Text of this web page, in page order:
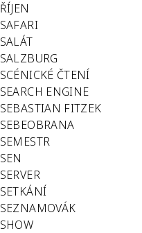
ŘÍJEN
SAFARI
SALÁT
SALZBURG
SCÉNICKÉ ČTENÍ
SEARCH ENGINE
SEBASTIAN FITZEK
SEBEOBRANA
SEMESTR
SEN
SERVER
SETKÁNÍ
SEZNAMOVÁK
SHOW